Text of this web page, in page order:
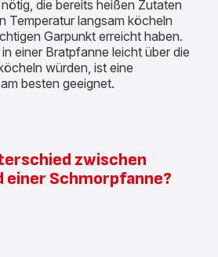
die bereits heißen Zutaten
Temperatur langsam köcheln
Garpunkt erreicht haben.
einer Bratpfanne leicht über die
würden, ist eine
besten geeignet.
zwischen
einer Schmorpfanne?